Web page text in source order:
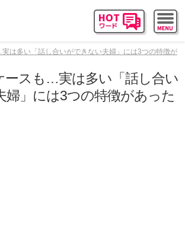
は多い「話し合いができない夫婦」には3つの特徴が
ースも…実は多い「話し合い
婦」には3つの特徴があった